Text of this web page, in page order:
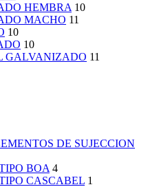
HEMBRA 10
MACHO 11
10
10
GALVANIZADO 11
DE SUJECCION
BOA 4
CASCABEL 1